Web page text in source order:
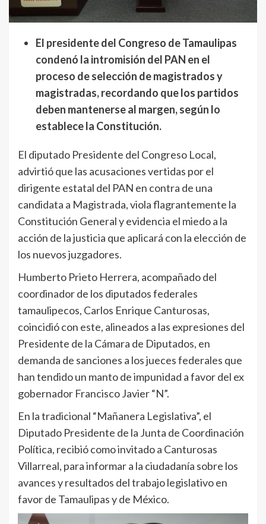
El presidente del Congreso de Tamaulipas
condenó la intromisión del PAN en el
proceso de selección de magistrados y
magistradas, recordando que los partidos
deben mantenerse al margen, según lo
establece la Constitución.
El diputado Presidente del Congreso Local,
advirtió que las acusaciones vertidas por el
dirigente estatal del PAN en contra de una
candidata a Magistrada, viola flagrantemente la
Constitución General y evidencia el miedo a la
acción de la justicia que aplicará con la elección de
los nuevos juzgadores.
Humberto Prieto Herrera, acompañado del
coordinador de los diputados federales
tamaulipecos, Carlos Enrique Canturosas,
coincidió con este, alineados a las expresiones del
Presidente de la Cámara de Diputados, en
demanda de sanciones a los jueces federales que
han tendido un manto de impunidad a favor del ex
gobernador Francisco Javier “N”.
En la tradicional “Mañanera Legislativa”, el
Diputado Presidente de la Junta de Coordinación
Política, recibió como invitado a Canturosas
Villarreal, para informar a la ciudadanía sobre los
avances y resultados del trabajo legislativo en
favor de Tamaulipas y de México.